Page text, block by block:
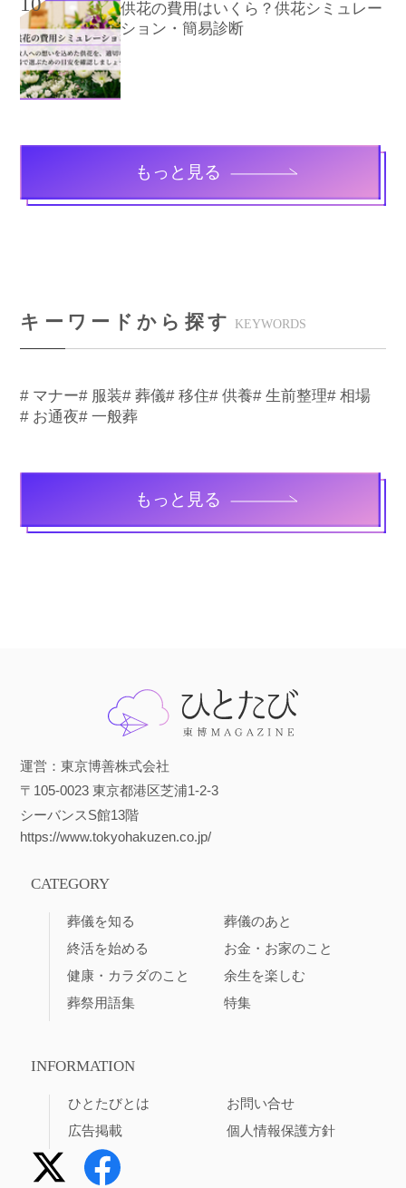
供花の費用はいくら？供花シミュレー
ション・簡易診断
もっと見る
キーワードから探す KEYWORDS
# マナー# 服装# 葬儀# 移住# 供養# 生前整理# 相場
# お通夜# 一般葬
もっと見る
運営：東京博善株式会社
〒105-0023 東京都港区芝浦1-2-3
シーバンスS館13階
https://www.tokyohakuzen.co.jp/
CATEGORY
葬儀を知る
葬儀のあと
終活を始める
お金・お家のこと
健康・カラダのこと
余生を楽しむ
葬祭用語集
特集
INFORMATION
ひとたびとは
お問い合せ
広告掲載
個人情報保護方針